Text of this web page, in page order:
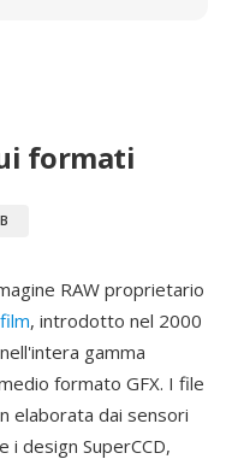
formati
RAW proprietario
, introdotto nel 2000
gamma
formato GFX. I file
elaborata dai sensori
design SuperCCD,